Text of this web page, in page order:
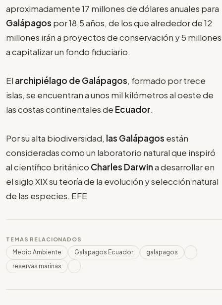
aproximadamente 17 millones de dólares anuales para
Galápagos por 18,5 años, de los que alrededor de 12
millones irán a proyectos de conservación y 5 millones
a capitalizar un fondo fiduciario.
El archipiélago de Galápagos, formado por trece
islas, se encuentran a unos mil kilómetros al oeste de
las costas continentales de Ecuador.
Por su alta biodiversidad, las Galápagos están
consideradas como un laboratorio natural que inspiró
al científico británico Charles Darwina desarrollar en
el siglo XIX su teoría de la evolución y selección natural
de las especies. EFE
TEMAS RELACIONADOS
Medio Ambiente Galapagos Ecuador
galapagos
reservas marinas